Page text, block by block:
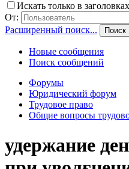
Искать только в заголовках
От:
Расширенный поиск...
Поиск
Новые сообщения
Поиск сообщений
Форумы
Юридический форум
Трудовое право
Общие вопросы
удержание